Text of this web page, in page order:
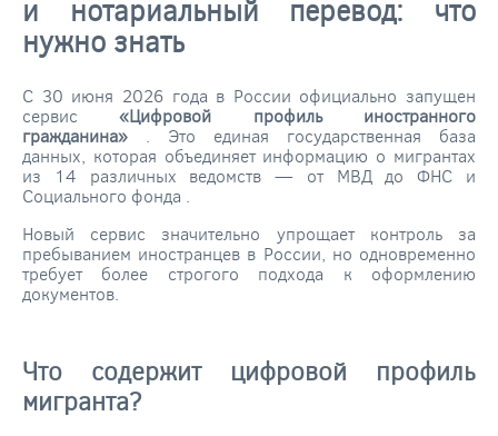
и нотариальный перевод: что
нужно знать
С 30 июня 2026 года в России официально запущен
сервис«Цифровой профиль иностранного
гражданина»
. Это единая государственная база
данных, которая объединяет информацию о мигрантах
из 14 различных ведомств — от МВД до ФНС и
Социального фонда
Новый сервис значительно упрощает контроль за
пребыванием иностранцев в России, но одновременно
требует более строгого подхода к оформлению
документов.
Что содержит цифровой профиль
мигранта?